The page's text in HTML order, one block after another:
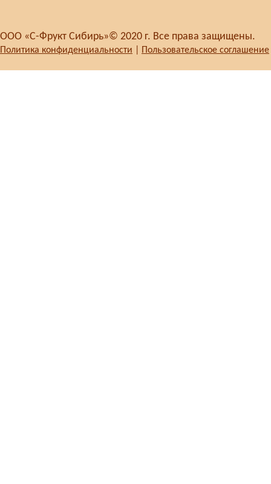
ООО «С-Фрукт Сибирь»© 2020 г. Все права защищены.
Политика конфиденциальности Пользовательское соглашение